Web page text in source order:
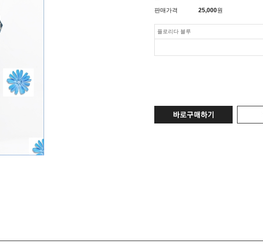
판매가격 25,000원
플로리다 블루